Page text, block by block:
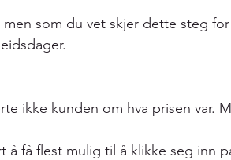
som du vet skjer dette steg
ikke kunden om hva prisen var.
å få flest mulig til å klikke seg inn